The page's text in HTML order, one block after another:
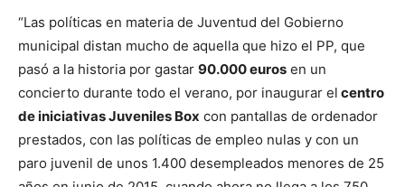
“Las políticas en materia de Juventud del Gobierno
municipal distan mucho de aquella que hizo el PP, que
pasó a la historia por gastar 90.000 euros en un
concierto durante todo el verano, por inaugurar el centro
de iniciativas Juveniles Box con pantallas de ordenador
prestados, con las políticas de empleo nulas y con un
paro juvenil de unos 1.400 desempleados menores de 25